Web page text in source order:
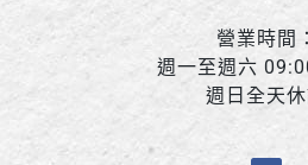
營業時間
週一至週六
週日全天